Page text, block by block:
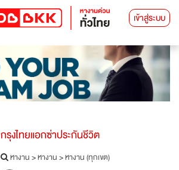
เข้าสู่ระบบ
กรุงไทยแอกซ่าประกันชีวิต
หางาน>หางาน>หางาน (ทุกเขต)